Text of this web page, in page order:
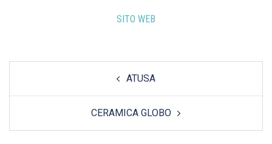
SITO WEB
ATUSA
CERAMICA GLOBO